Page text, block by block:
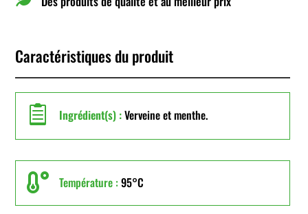
Caractéristiques du produit
 Ingrédient(s) :Verveine et menthe.
 Température : 95°C